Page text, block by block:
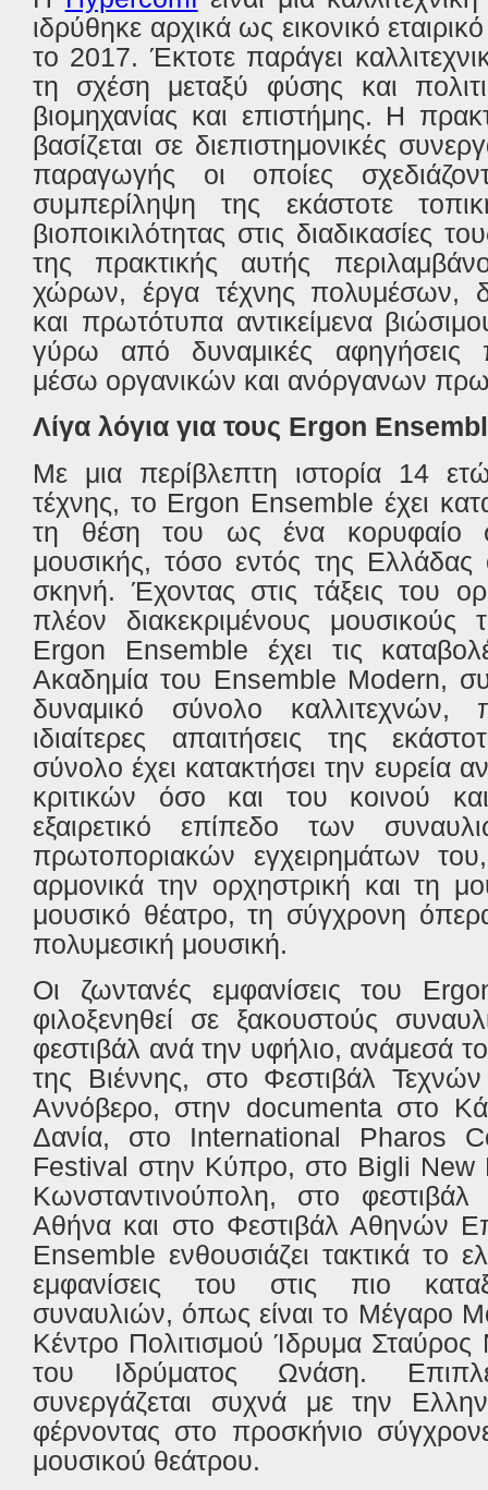
ιδρύθηκε αρχικά ως εικονικό
το 2017. Έκτοτε παράγει
τη σχέση μεταξύ φύσης και
βιομηχανίας και επιστήμης. Η
βασίζεται σε διεπιστημονικές
παραγωγής οι οποίες
συμπερίληψη της εκάστοτε
βιοποικιλότητας στις διαδικασίες
της πρακτικής αυτής
χώρων, έργα τέχνης πολυμέσων,
και πρωτότυπα αντικείμενα
γύρω από δυναμικές αφηγήσεις
μέσω οργανικών και ανόργανων
Λίγα λόγια για τους Ergon
Με μια περίβλεπτη ιστορία 14
τέχνης, το Ergon Ensemble έχει
τη θέση του ως ένα κορυφαίο
μουσικής, τόσο εντός της Ελλάδας
σκηνή. Έχοντας στις τάξεις του
πλέον διακεκριμένους
Ergon Ensemble έχει τις
Ακαδημία του Ensemble Modern,
δυναμικό σύνολο καλλιτεχνών,
ιδιαίτερες απαιτήσεις της
σύνολο έχει κατακτήσει την ευρεία
κριτικών όσο και του κοινού
εξαιρετικό επίπεδο των
πρωτοποριακών εγχειρημάτων
αρμονικά την ορχηστρική και τη
μουσικό θέατρο, τη σύγχρονη
πολυμεσική μουσική.
Οι ζωντανές εμφανίσεις του
φιλοξενηθεί σε ξακουστούς
φεστιβάλ ανά την υφήλιο, ανάμεσά
της Βιέννης, στο Φεστιβάλ
Αννόβερο, στην documenta στο
Δανία, στο International Pharos
Festival στην Κύπρο, στο Bigli New
Κωνσταντινούπολη, στο
Αθήνα και στο Φεστιβάλ Αθηνών
Ensemble ενθουσιάζει τακτικά το
εμφανίσεις του στις πιο
συναυλιών, όπως είναι το Μέγαρο
Κέντρο Πολιτισμού Ίδρυμα Σταύρος
του Ιδρύματος Ωνάση.
συνεργάζεται συχνά με την
φέρνοντας στο προσκήνιο
μουσικού θεάτρου.